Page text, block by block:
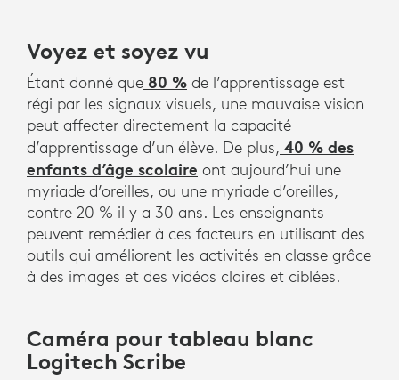
Voyez et soyez vu
Étant donné que 80 % de l’apprentissage est
régi par les signaux visuels, une mauvaise vision
peut affecter directement la capacité
d’apprentissage d’un élève. De plus, 40 % des
enfants d’âge scolaire ont aujourd’hui une
myriade d’oreilles, ou une myriade d’oreilles,
contre 20 % il y a 30 ans. Les enseignants
peuvent remédier à ces facteurs en utilisant des
outils qui améliorent les activités en classe grâce
à des images et des vidéos claires et ciblées.
Caméra pour tableau blanc
Logitech Scribe